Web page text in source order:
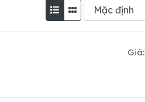
Giá: